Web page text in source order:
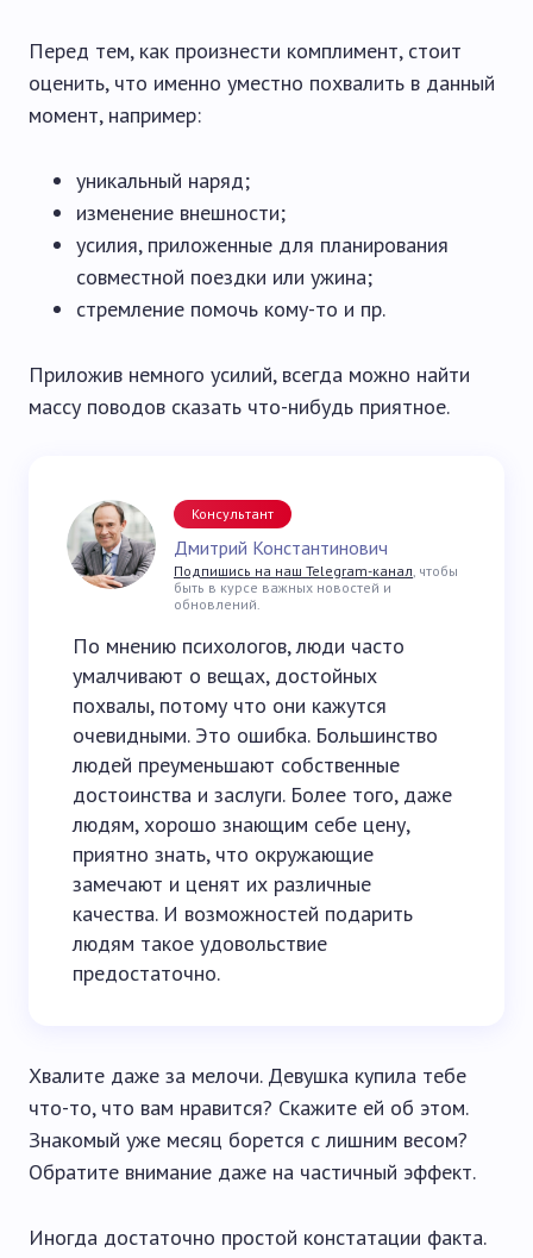
Перед тем, как произнести комплимент, стоит
оценить, что именно уместно похвалить в данный
момент, например:
уникальный наряд;
изменение внешности;
усилия, приложенные для планирования
совместной поездки или ужина;
стремление помочь кому-то и пр.
Приложив немного усилий, всегда можно найти
массу поводов сказать что-нибудь приятное.
Консультант
Дмитрий Константинович
Подпишись на наш Telegram-канал, чтобы
быть в курсе важных новостей и
обновлений.
По мнению психологов, люди часто
умалчивают о вещах, достойных
похвалы, потому что они кажутся
очевидными. Это ошибка. Большинство
людей преуменьшают собственные
достоинства и заслуги. Более того, даже
людям, хорошо знающим себе цену,
приятно знать, что окружающие
замечают и ценят их различные
качества. И возможностей подарить
людям такое удовольствие
предостаточно.
Хвалите даже за мелочи. Девушка купила тебе
что-то, что вам нравится? Скажите ей об этом.
Знакомый уже месяц борется с лишним весом?
Обратите внимание даже на частичный эффект.
Иногда достаточно простой констатации факта.